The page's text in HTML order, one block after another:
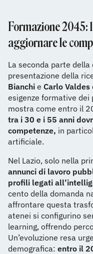
Formazione 2045:
aggiornare le
La seconda parte
presentazione della
Bianchi e Carlo Valdes
esigenze formative dei
mostra come entro il
tra i 30 e i 55 anni
competenze, in
artificiale.
Nel Lazio, solo nella
annunci di lavoro
profili legati
cento della domanda
affrontare questa
atenei si configurino
learning, offrendo
Un’evoluzione resa
demografica: entro il